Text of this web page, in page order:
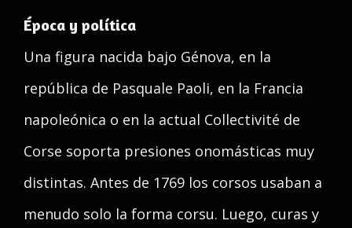
Época y política
Una figura nacida bajo Génova, en la
república de Pasquale Paoli, en la Francia
napoleónica o en la actual Collectivité de
Corse soporta presiones onomásticas muy
distintas. Antes de 1769 los corsos usaban a
menudo solo la forma corsu. Luego, curas y